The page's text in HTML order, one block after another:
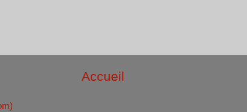
Accueil